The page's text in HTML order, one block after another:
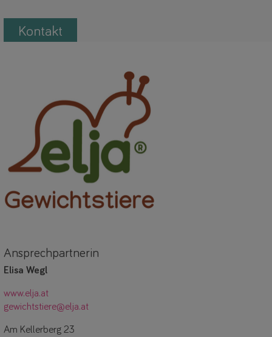
Kontakt
Ansprechpartnerin
Elisa Wegl
www.elja.at
gewichtstiere@elja.at
Am Kellerberg 23